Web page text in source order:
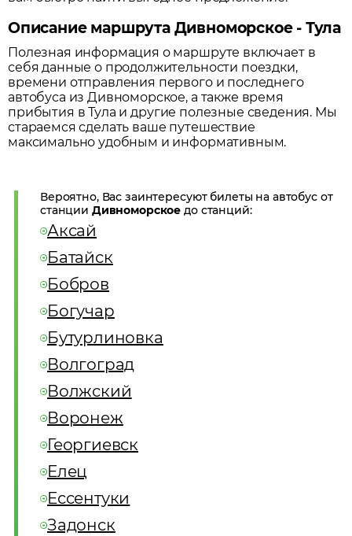
Описание маршрута Дивноморское - Тула
Полезная информация о маршруте включает в
себя данные о продолжительности поездки,
времени отправления первого и последнего
автобуса изДивноморское, а также время
прибытия вТула и другие полезные сведения. Мы
стараемся сделать ваше путешествие
максимально удобным и информативным.
Вероятно, Вас заинтересуют билеты на автобус от
станции Дивноморское до станций:
Аксай
Батайск
Бобров
Богучар
Бутурлиновка
Волгоград
Волжский
Воронеж
Георгиевск
Елец
Ессентуки
Задонск